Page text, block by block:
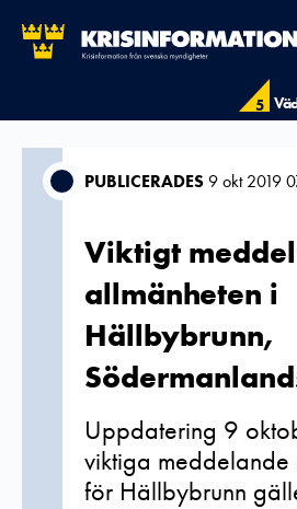
5
PUBLICERADES9 okt 2019
Viktigt
allmänheten i
Hällbybrunn,
Uppdatering 9
viktiga meddelande
för Hällbybrunn